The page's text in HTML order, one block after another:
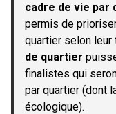
cadre de vie par
permis de
quartier selon leur
de quartier
finalistes qui
par quartier (dont
écologique).